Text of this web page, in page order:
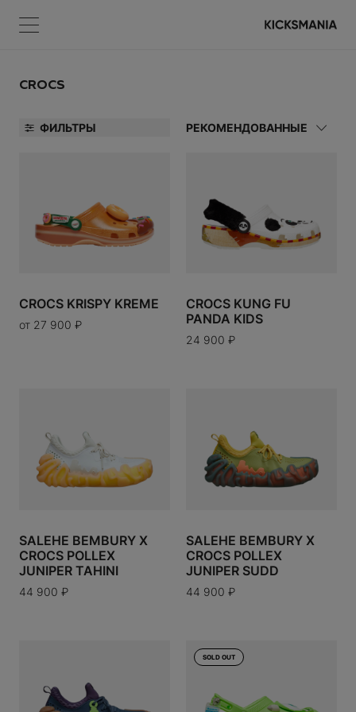
CROCS
ФИЛЬТРЫ РЕКОМЕНДОВАННЫЕ
CROCS KRISPY KREME
от 27 900 ₽
CROCS KUNG FU
PANDA KIDS
24 900 ₽
SALEHE BEMBURY X
CROCS POLLEX
JUNIPER TAHINI
44 900 ₽
SALEHE BEMBURY X
CROCS POLLEX
JUNIPER SUDD
44 900 ₽
SOLD OUT
Меню
Регистрация
Забыли пароль?
Меню
НЕТ ТОВАРОВ